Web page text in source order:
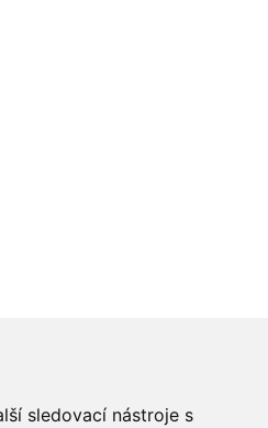
sledovací nástroje s